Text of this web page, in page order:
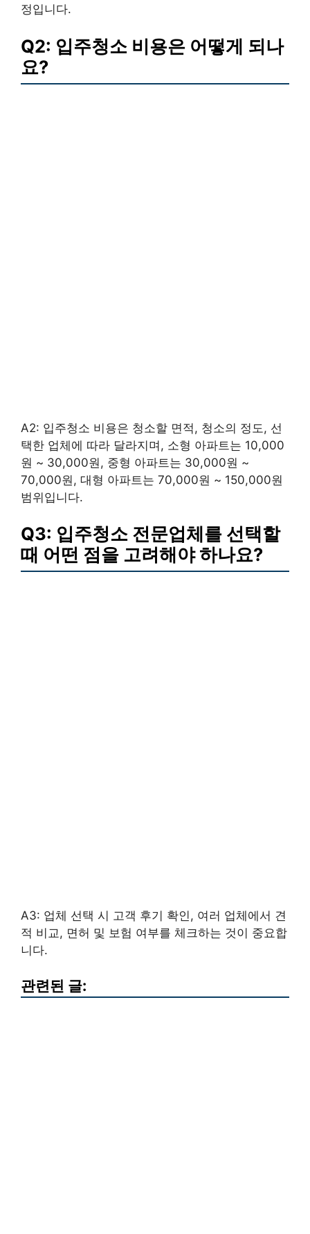
정입니다.
Q2: 입주청소 비용은 어떻게 되나
요?
A2: 입주청소 비용은 청소할 면적, 청소의 정도, 선
택한 업체에 따라 달라지며, 소형 아파트는 10,000
원 ~ 30,000원, 중형 아파트는 30,000원 ~
70,000원, 대형 아파트는 70,000원 ~ 150,000원
범위입니다.
Q3: 입주청소 전문업체를 선택할
때 어떤 점을 고려해야 하나요?
A3: 업체 선택 시 고객 후기 확인, 여러 업체에서 견
적 비교, 면허 및 보험 여부를 체크하는 것이 중요합
니다.
관련된 글: